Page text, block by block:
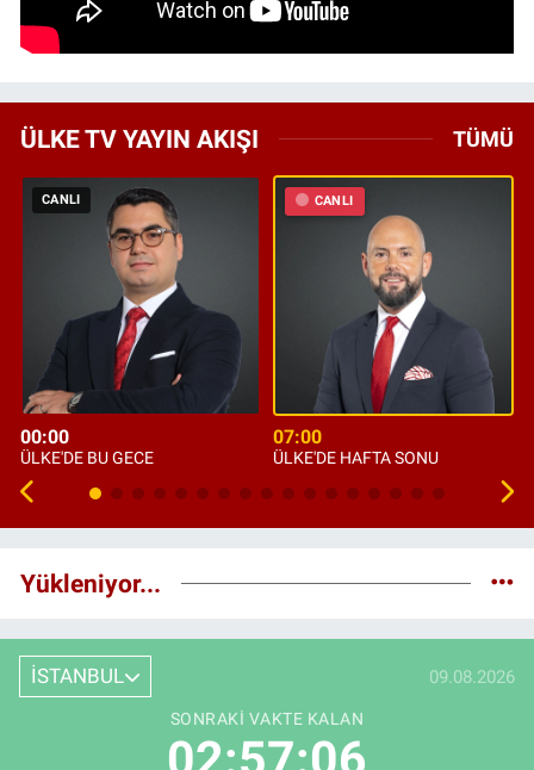
ÜLKE TV YAYIN AKIŞI TÜMÜ
CANLI
00:00
ÜLKE'DE BU GECE
CANLI
07:00
ÜLKE'DE HAFTA SONU
Yükleniyor...
İSTANBUL 09.08.2026
SONRAKI VAKTE KALAN